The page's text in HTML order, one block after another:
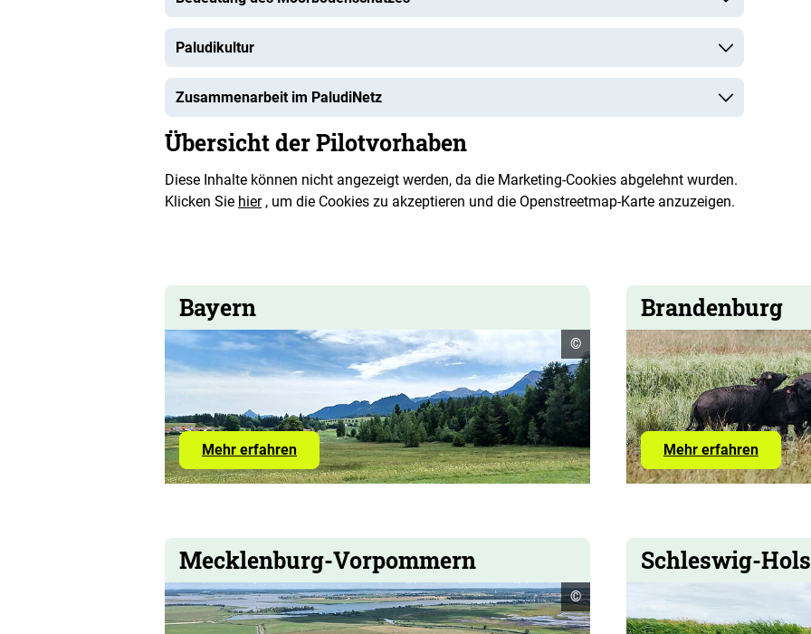
Paludikultur
Zusammenarbeit im PaludiNetz
Übersicht der Pilotvorhaben
Diese Inhalte können nicht angezeigt werden, da die Marketing-Cookies abgelehnt wurden.
Klicken Sie hier, um die Cookies zu akzeptieren und die Openstreetmap-Karte anzuzeigen.
Bayern
Mehr erfahren
Copyright
Informationen
öffnen
©
Brandenburg
Mehr erfahren
Mecklenburg-Vorpommern
Copyright
Informationen
öffnen
©
Schleswig-